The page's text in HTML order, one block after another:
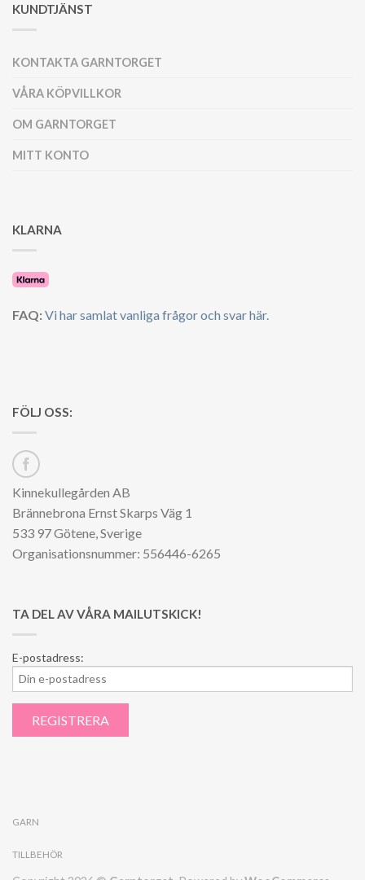
KUNDTJÄNST
KONTAKTA GARNTORGET
VÅRA KÖPVILLKOR
OM GARNTORGET
MITT KONTO
KLARNA
FAQ:Vi har samlat vanliga frågor och svar här.
FÖLJ OSS:
Kinnekullegården AB
Brännebrona Ernst Skarps Väg 1
533 97 Götene, Sverige
Organisationsnummer: 556446-6265
TA DEL AV VÅRA MAILUTSKICK!
E-postadress:
GARN
TILLBEHÖR